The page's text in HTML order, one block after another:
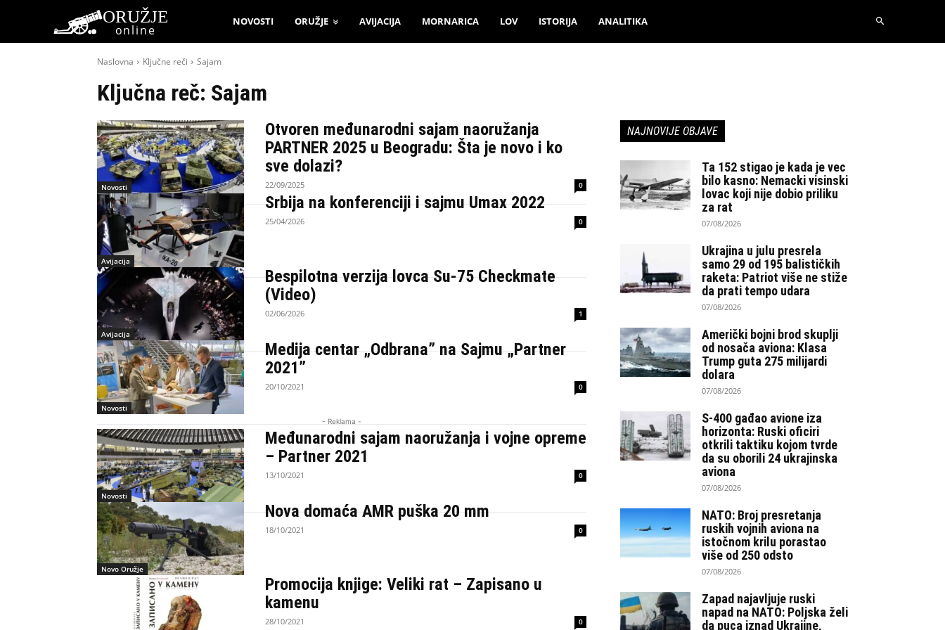
ORUŽJE
online
NOVOSTI ORUŽJE AVIJACIJA MORNARICA LOV ISTORIJA ANALITIKA
Naslovna Ključne reči Sajam
Ključna reč: Sajam
Novosti
Otvoren međunarodni sajam naoružanja
PARTNER 2025 u Beogradu: Šta je novo i ko
sve dolazi?
22/09/2025 0
Avijacija
Srbija na konferenciji i sajmu Umax 2022
25/04/2026 0
Avijacija
Bespilotna verzija lovca Su-75 Checkmate
(Video)
02/06/2026 1
Novosti
Medija centar „Odbrana” na Sajmu „Partner
2021”
20/10/2021 0
- Reklama -
Novosti
Međunarodni sajam naoružanja i vojne opreme
– Partner 2021
13/10/2021 0
Novo Oružje
Nova domaća AMR puška 20 mm
18/10/2021 0
Promocija knjige: Veliki rat – Zapisano u
kamenu
28/10/2021 0
NAJNOVIJE OBJAVE
Ta 152 stigao je kada je vec
bilo kasno: Nemacki visinski
lovac koji nije dobio priliku
za rat
07/08/2026
Ukrajina u julu presrela
samo 29 od 195 balističkih
raketa: Patriot više ne stiže
da prati tempo udara
07/08/2026
Američki bojni brod skuplji
od nosača aviona: Klasa
Trump guta 275 milijardi
dolara
07/08/2026
S-400 gađao avione iza
horizonta: Ruski oficiri
otkrili taktiku kojom tvrde
da su oborili 24 ukrajinska
aviona
07/08/2026
NATO: Broj presretanja
ruskih vojnih aviona na
istočnom krilu porastao
više od 250 odsto
07/08/2026
Zapad najavljuje ruski
napad na NATO: Poljska želi
da puca iznad Ukrajine,